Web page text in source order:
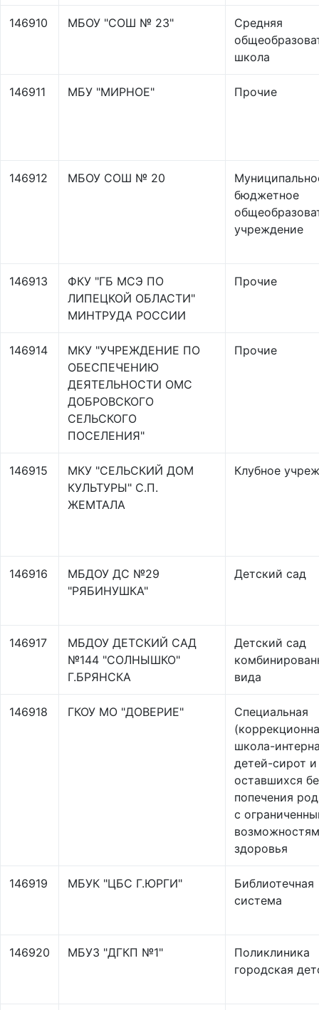
146910 МБОУ "СОШ № 23"
Средняя
школа
146911 МБУ "МИРНОЕ" Прочие
146912 МБОУ СОШ № 20
бюджетное
учреждение
146913
ФКУ "ГБ МСЭ ПО
ЛИПЕЦКОЙ ОБЛАСТИ"
МИНТРУДА РОССИИ
Прочие
146914
МКУ "УЧРЕЖДЕНИЕ ПО
ОБЕСПЕЧЕНИЮ
ДЕЯТЕЛЬНОСТИ ОМС
ДОБРОВСКОГО
СЕЛЬСКОГО
ПОСЕЛЕНИЯ"
Прочие
146915
МКУ "СЕЛЬСКИЙ ДОМ
КУЛЬТУРЫ" С.П.
ЖЕМТАЛА
Клубное
146916
МБДОУ ДС №29
"РЯБИНУШКА"
Детский сад
146917
МБДОУ ДЕТСКИЙ САД
№144 "СОЛНЫШКО"
Г.БРЯНСКА
Детский сад
вида
146918 ГКОУ МО "ДОВЕРИЕ"
Специальная
школа-
детей-сирот
оставшихся
попечения
с
здоровья
146919 МБУК "ЦБС Г.ЮРГИ"
Библиотечная
система
146920 МБУЗ "ДГКП №1"
Поликлиника
городская